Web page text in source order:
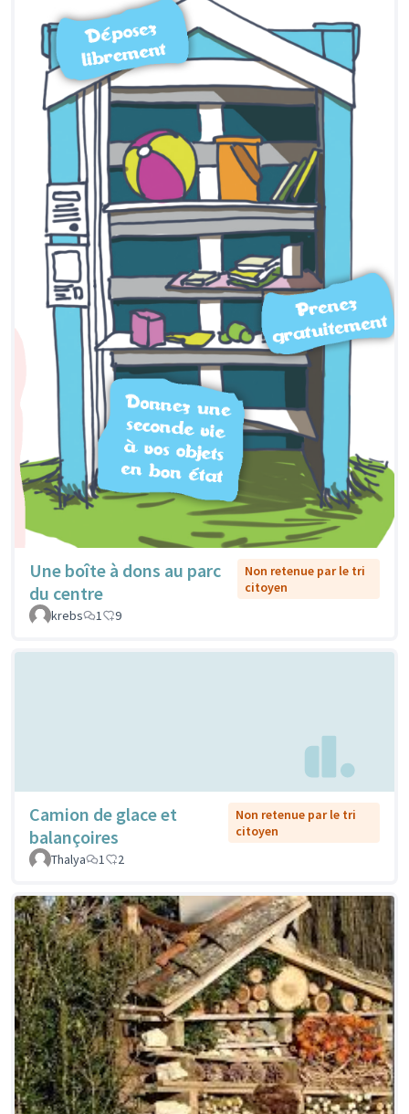
Une boîte à dons au parc
du centre
Non retenue par le tri
citoyen
krebs
1 9
Camion de glace et
balançoires
Non retenue par le tri
citoyen
Thalya
1 2